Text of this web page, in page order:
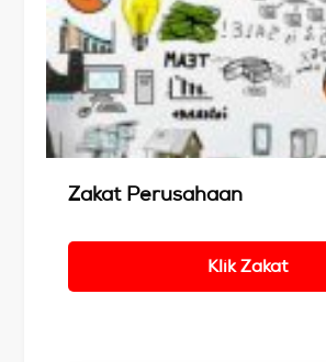
Zakat Perusahaan
Klik Zakat
Details